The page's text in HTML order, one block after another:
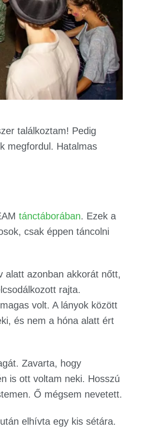
találkoztam! Pedig
megfordul. Hatalmas
tánctáborában. Ezek a
csak éppen táncolni
alatt azonban akkorát nőtt,
rajta.
volt. A lányok között
és nem a hóna alatt ért
Zavarta, hogy
is ott voltam neki. Hosszú
Ő mégsem nevetett.
elhívta egy kis sétára.